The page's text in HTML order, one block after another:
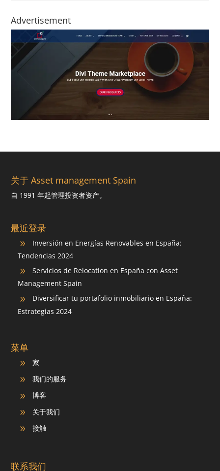
Advertisement
关于 Asset management Spain
自 1991 年起管理投资者资产。
最近登录
9
Inversión en Energías Renovables en España:
Tendencias 2024
9
Servicios de Relocation en España con Asset
Management Spain
9
Diversificar tu portafolio inmobiliario en España:
Estrategias 2024
菜单
9 家
9 我们的服务
9 博客
9 关于我们
9 接触
联系我们